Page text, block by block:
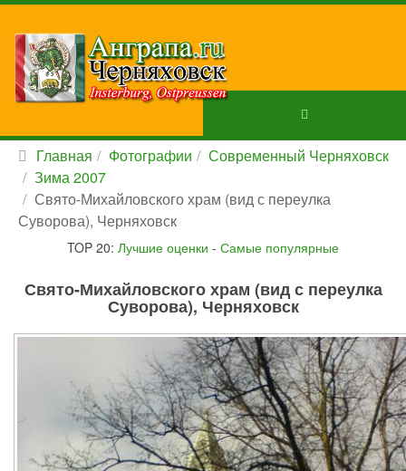
Главная Фотографии
Современный Черняховск
Зима 2007
Свято-Михайловского храм (вид с переулка
Суворова), Черняховск
TOP 20: Лучшие оценки - Самые популярные
Свято-Михайловского храм (вид с переулка
Суворова), Черняховск